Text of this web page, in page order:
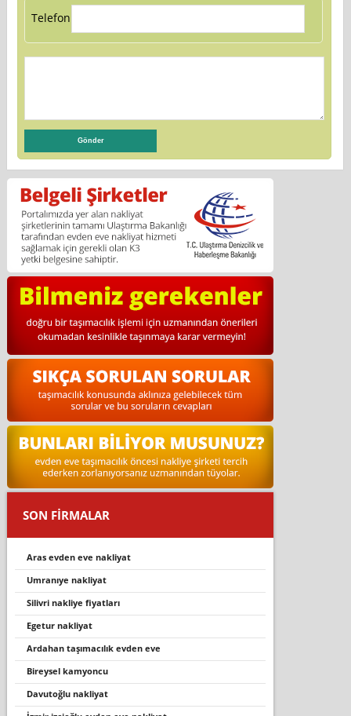
Telefon:
SON FİRMALAR
aras evden eve nakliyat
umranıye nakliyat
silivri nakliye fiyatları
egetur nakliyat
ardahan taşimacilik evden eve
bireysel kamyoncu
davutoğlu nakliyat